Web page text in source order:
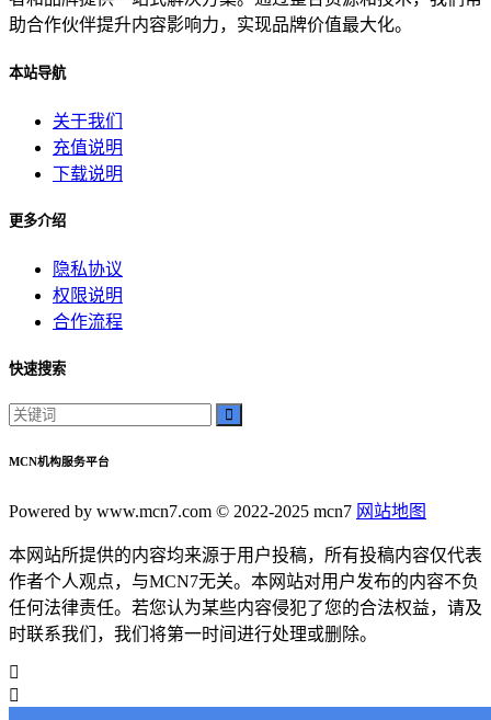
助合作伙伴提升内容影响力，实现品牌价值最大化。
本站导航
关于我们
充值说明
下载说明
更多介绍
隐私协议
权限说明
合作流程
快速搜索
MCN机构服务平台
Powered by www.mcn7.com © 2022-2025 mcn7 网站地图
本网站所提供的内容均来源于用户投稿，所有投稿内容仅代表
作者个人观点，与MCN7无关。本网站对用户发布的内容不负
任何法律责任。若您认为某些内容侵犯了您的合法权益，请及
时联系我们，我们将第一时间进行处理或删除。